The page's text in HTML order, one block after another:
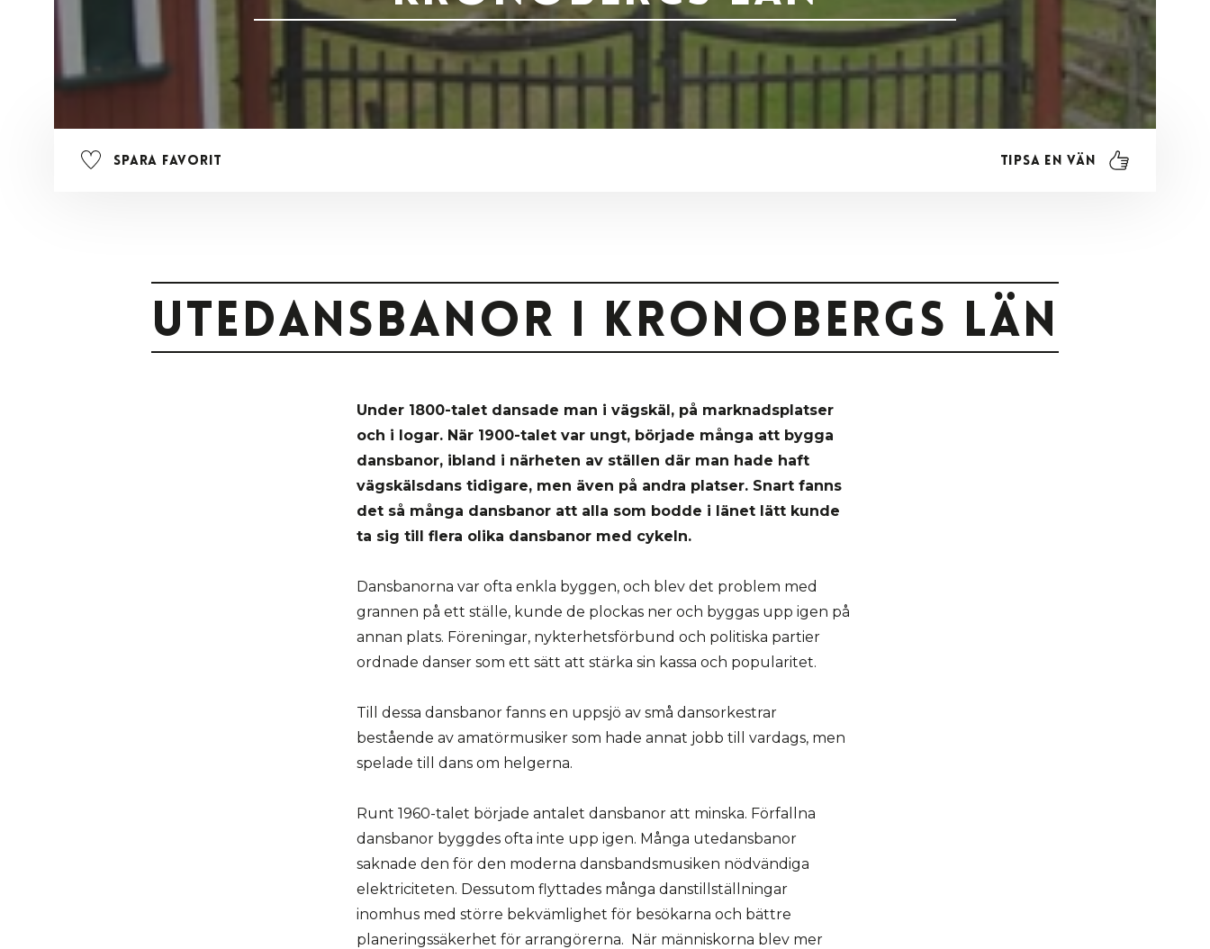
Spara favorit Tipsa en vän
Utedansbanor i Kronobergs län
Under 1800-talet dansade man i vägskäl, på marknadsplatser
och i logar. När 1900-talet var ungt, började många att bygga
dansbanor, ibland i närheten av ställen där man hade haft
vägskälsdans tidigare, men även på andra platser. Snart fanns
det så många dansbanor att alla som bodde i länet lätt kunde
ta sig till flera olika dansbanor med cykeln.
Dansbanorna var ofta enkla byggen, och blev det problem med
grannen på ett ställe, kunde de plockas ner och byggas upp igen på
annan plats. Föreningar, nykterhetsförbund och politiska partier
ordnade danser som ett sätt att stärka sin kassa och popularitet.
Till dessa dansbanor fanns en uppsjö av små dansorkestrar
bestående av amatörmusiker som hade annat jobb till vardags, men
spelade till dans om helgerna.
Runt 1960-talet började antalet dansbanor att minska. Förfallna
dansbanor byggdes ofta inte upp igen. Många utedansbanor
saknade den för den moderna dansbandsmusiken nödvändiga
elektriciteten. Dessutom flyttades många danstillställningar
inomhus med större bekvämlighet för besökarna och bättre
planeringssäkerhet för arrangörerna. När människorna blev mer